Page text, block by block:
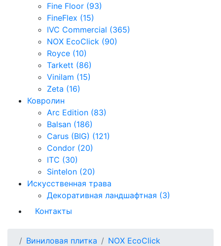
Fine Floor (93)
FineFlex (15)
IVC Commercial (365)
NOX EcoClick (90)
Royce (10)
Tarkett (86)
Vinilam (15)
Zeta (16)
Ковролин
Arc Edition (83)
Balsan (186)
Carus (BIG) (121)
Condor (20)
ITC (30)
Sintelon (20)
Искусственная трава
Декоративная ландшафтная (3)
Контакты
Виниловая плитка
NOX EcoClick